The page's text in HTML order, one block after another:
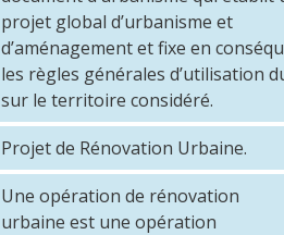
projet global d’urbanisme et
d’aménagement et fixe en
les règles générales d’utilisation
sur le territoire considéré.
Projet de Rénovation Urbaine.
Une opération de rénovation
urbaine est une opération